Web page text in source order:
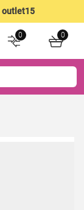
outlet15
0 0